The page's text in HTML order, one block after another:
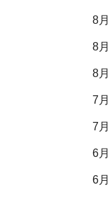
8月
8月
8月
7月
7月
6月
6月